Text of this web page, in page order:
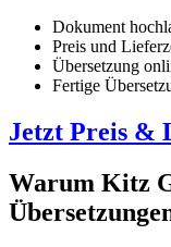
Dokument
Preis und
Übersetzung
Fertige
Jetzt Preis &
Warum Kitz